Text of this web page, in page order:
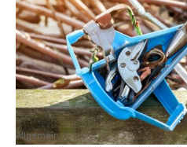
Allgemein